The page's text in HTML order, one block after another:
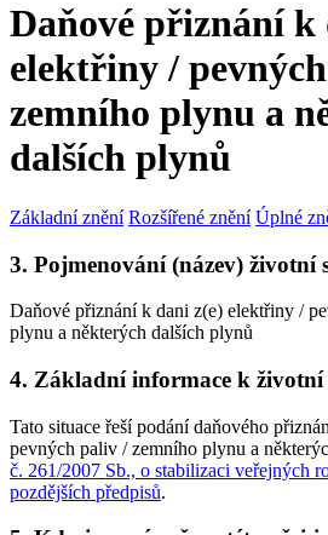
Daňové přiznání k
elektřiny /
zemního plynu a
dalších plynů
Základní znění Rozšířené znění Úplné
3. Pojmenování (název) životní
Daňové přiznání k dani z(e) elektřiny /
plynu a některých dalších plynů
4. Základní informace k životní
Tato situace řeší podání daňového
pevných paliv / zemního plynu a
č. 261/2007 Sb., o stabilizaci veřejných
pozdějších předpisů.